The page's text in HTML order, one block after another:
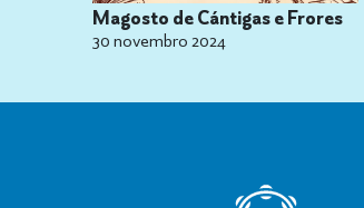
Magosto de Cántigas e Frores
30 novembro 2024